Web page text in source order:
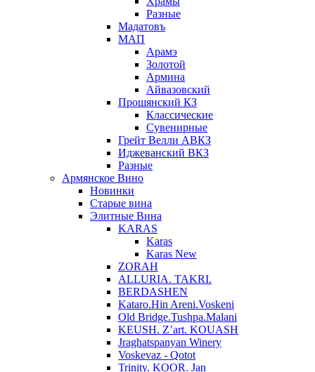
Разные
Мадатовъ
МАП
Арамэ
Золотой
Армина
Айвазовский
Прошянский КЗ
Классические
Сувенирные
Грейт Велли АВКЗ
Иджеванский ВКЗ
Разные
Армянское Вино
Новинки
Старые вина
Элитные Вина
KARAS
Karas
Karas New
ZORAH
ALLURIA. TAKRI.
BERDASHEN
Kataro.Hin Areni.Voskeni
Old Bridge.Tushpa.Malani
KEUSH. Z’art. KOUASH
Jraghatspanyan Winery
Voskevaz - Qotot
Trinity. KOOR. Jan